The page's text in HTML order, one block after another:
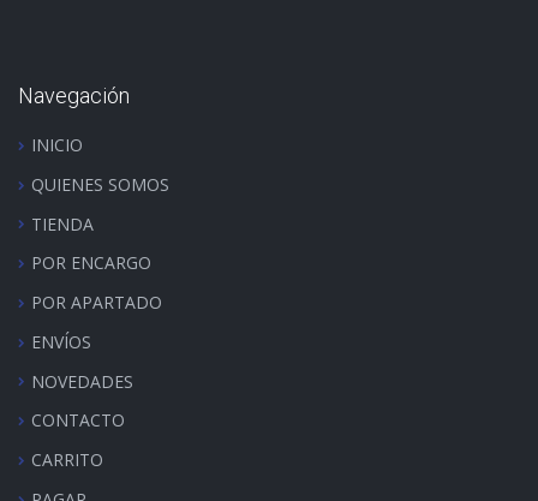
Navegación
INICIO
QUIENES SOMOS
TIENDA
POR ENCARGO
POR APARTADO
ENVÍOS
NOVEDADES
CONTACTO
CARRITO